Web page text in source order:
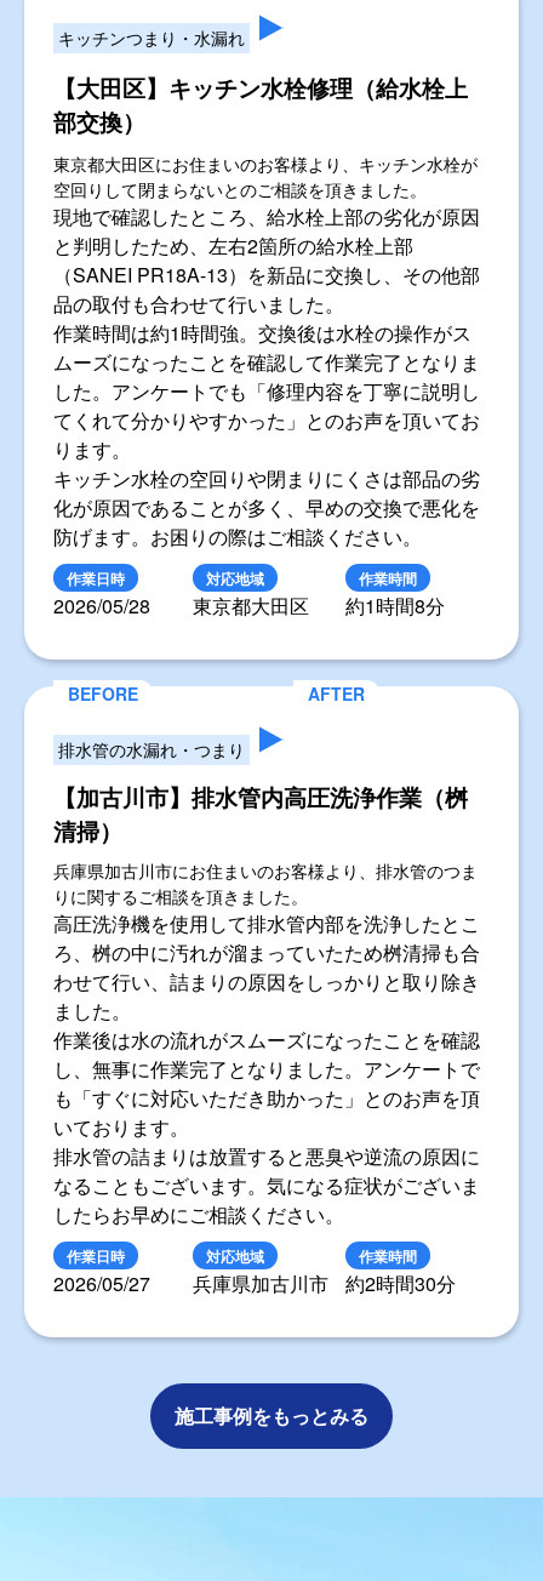
キッチンつまり・水漏れ
【大田区】キッチン水栓修理（給水栓上
部交換）
東京都大田区にお住まいのお客様より、キッチン水栓が
空回りして閉まらないとのご相談を頂きました。
現地で確認したところ、給水栓上部の劣化が原因
と判明したため、左右2箇所の給水栓上部
（SANEI PR18A-13）を新品に交換し、その他部
品の取付も合わせて行いました。
作業時間は約1時間強。交換後は水栓の操作がス
ムーズになったことを確認して作業完了となりま
した。アンケートでも「修理内容を丁寧に説明し
てくれて分かりやすかった」とのお声を頂いてお
ります。
キッチン水栓の空回りや閉まりにくさは部品の劣
化が原因であることが多く、早めの交換で悪化を
防げます。お困りの際はご相談ください。
作業日時
2026/05/28
対応地域
東京都大田区
作業時間
約1時間8分
排水管の水漏れ・つまり
【加古川市】排水管内高圧洗浄作業（桝
清掃）
兵庫県加古川市にお住まいのお客様より、排水管のつま
りに関するご相談を頂きました。
高圧洗浄機を使用して排水管内部を洗浄したとこ
ろ、桝の中に汚れが溜まっていたため桝清掃も合
わせて行い、詰まりの原因をしっかりと取り除き
ました。
作業後は水の流れがスムーズになったことを確認
し、無事に作業完了となりました。アンケートで
も「すぐに対応いただき助かった」とのお声を頂
いております。
排水管の詰まりは放置すると悪臭や逆流の原因に
なることもございます。気になる症状がございま
したらお早めにご相談ください。
作業日時
2026/05/27
対応地域
兵庫県加古川市
作業時間
約2時間30分
施工事例をもっとみる